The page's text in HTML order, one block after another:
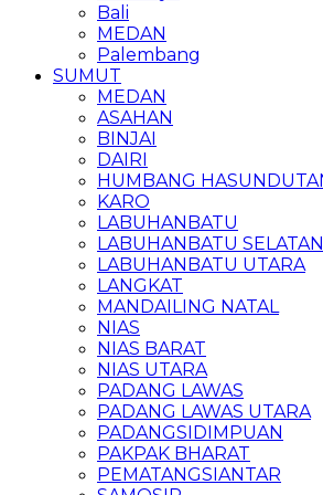
Bali
MEDAN
Palembang
SUMUT
MEDAN
ASAHAN
BINJAI
DAIRI
HUMBANG
KARO
LABUHANBATU
LABUHANBATU SELATAN
LABUHANBATU UTARA
LANGKAT
MANDAILING NATAL
NIAS
NIAS BARAT
NIAS UTARA
PADANG LAWAS
PADANG LAWAS UTARA
PADANGSIDIMPUAN
PAKPAK BHARAT
PEMATANGSIANTAR